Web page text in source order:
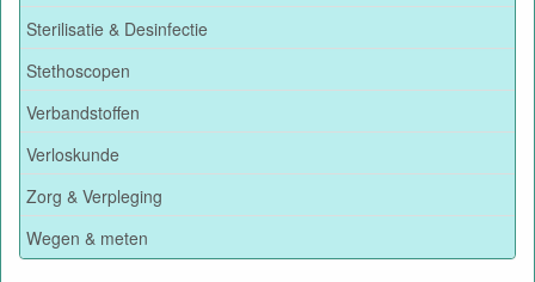
Sterilisatie & Desinfectie
Stethoscopen
Verbandstoffen
Verloskunde
Zorg & Verpleging
Wegen & meten